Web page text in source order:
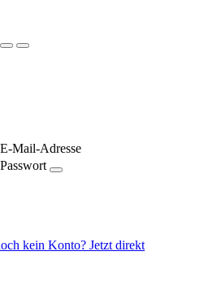
E-Mail-Adresse
Passwort
kein Konto? Jetzt direkt